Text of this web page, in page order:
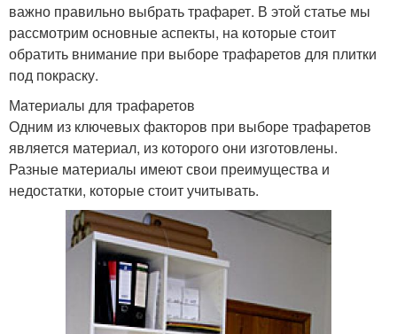
важно правильно выбрать трафарет. В этой статье мы
рассмотрим основные аспекты, на которые стоит
обратить внимание при выборе трафаретов для плитки
под покраску.
Материалы для трафаретов
Одним из ключевых факторов при выборе трафаретов
является материал, из которого они изготовлены.
Разные материалы имеют свои преимущества и
недостатки, которые стоит учитывать.